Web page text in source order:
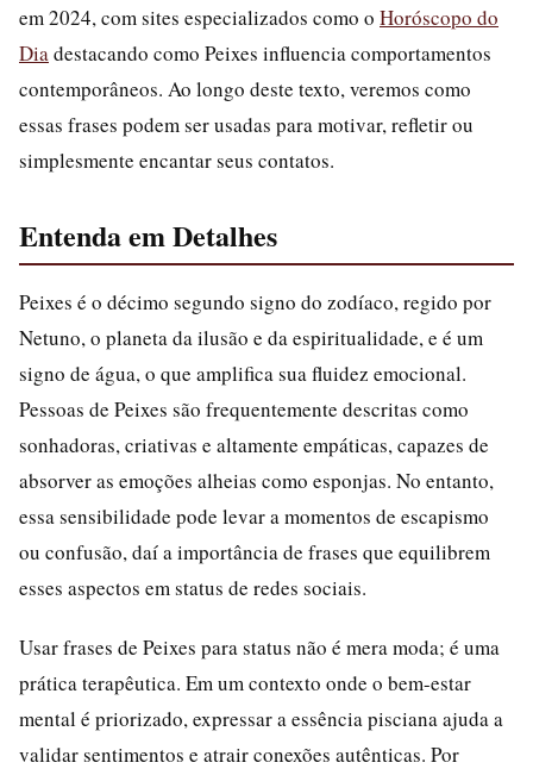
em 2024, com sites especializados como o Horóscopo do
Diadestacando como Peixes influencia comportamentos
contemporâneos. Ao longo deste texto, veremos como
essas frases podem ser usadas para motivar, refletir ou
simplesmente encantar seus contatos.
Entenda em Detalhes
Peixes é o décimo segundo signo do zodíaco, regido por
Netuno, o planeta da ilusão e da espiritualidade, e é um
signo de água, o que amplifica sua fluidez emocional.
Pessoas de Peixes são frequentemente descritas como
sonhadoras, criativas e altamente empáticas, capazes de
absorver as emoções alheias como esponjas. No entanto,
essa sensibilidade pode levar a momentos de escapismo
ou confusão, daí a importância de frases que equilibrem
esses aspectos em status de redes sociais.
Usar frases de Peixes para status não é mera moda; é uma
prática terapêutica. Em um contexto onde o bem-estar
mental é priorizado, expressar a essência pisciana ajuda a
validar sentimentos e atrair conexões autênticas. Por